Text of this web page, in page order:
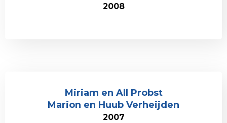
2008
Miriam en All Probst
Marion en Huub Verheijden
2007